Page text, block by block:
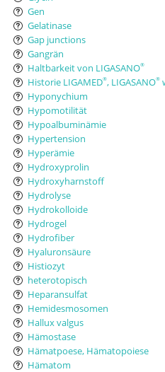
Gen
Gelatinase
Gap junctions
Gangrän
Haltbarkeit von LIGASANO®
Historie LIGAMED®, LIGASANO®
Hyponychium
Hypomotilität
Hypoalbuminämie
Hypertension
Hyperämie
Hydroxyprolin
Hydroxyharnstoff
Hydrolyse
Hydrokolloide
Hydrogel
Hydrofiber
Hyaluronsäure
Histiozyt
heterotopisch
Heparansulfat
Hemidesmosomen
Hallux valgus
Hämostase
Hämatpoese, Hämatopoiese
Hämatom